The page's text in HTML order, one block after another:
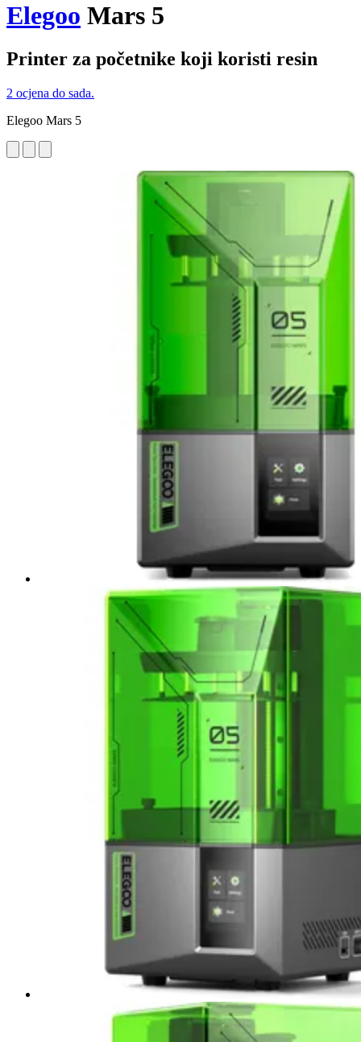
Elegoo Mars 5
Printer za početnike koji koristi resin
2 ocjena do sada.
Elegoo Mars 5